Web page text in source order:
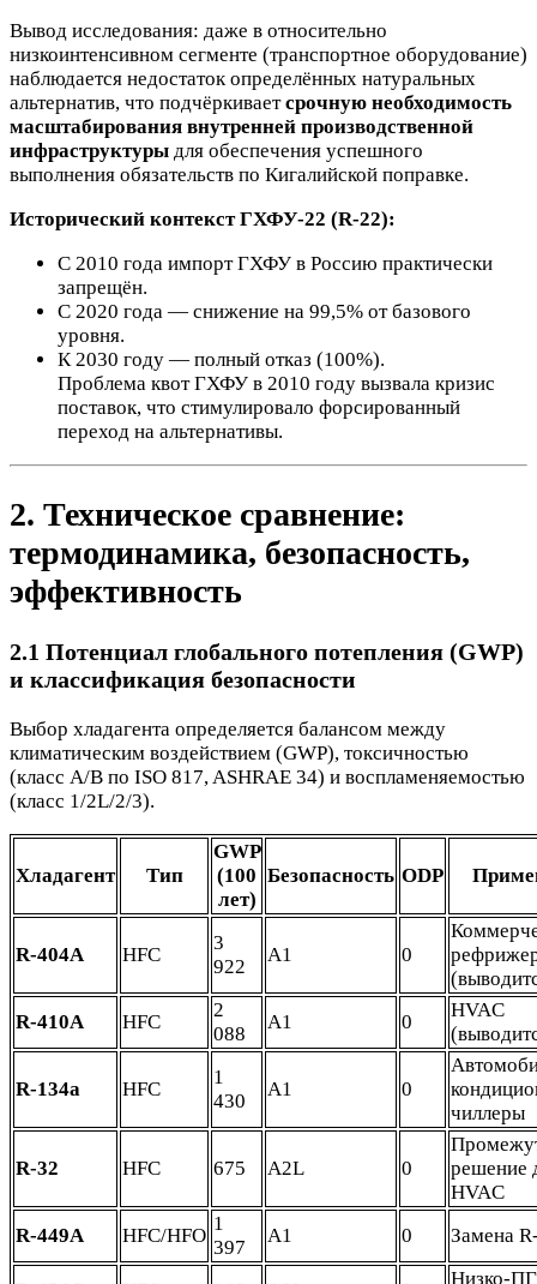
Вывод исследования: даже в относительно
низкоинтенсивном сегменте (транспортное оборудование)
наблюдается недостаток определённых натуральных
альтернатив, что подчёркиваетсрочную необходимость
масштабирования внутренней производственной
инфраструктуры для обеспечения успешного
выполнения обязательств по Кигалийской поправке.
Исторический контекст ГХФУ-22 (R-22):
С 2010 года импорт ГХФУ в Россию практически
запрещён.
С 2020 года — снижение на 99,5% от базового
уровня.
К 2030 году — полный отказ (100%).
Проблема квот ГХФУ в 2010 году вызвала кризис
поставок, что стимулировало форсированный
переход на альтернативы.
2. Техническое сравнение:
термодинамика, безопасность,
эффективность
2.1 Потенциал глобального потепления (GWP)
и классификация безопасности
Выбор хладагента определяется балансом между
климатическим воздействием (GWP), токсичностью
(класс A/B по ISO 817, ASHRAE 34) и воспламеняемостью
(класс 1/2L/2/3).
Хладагент Тип
GWP
(100
лет)
Безопасность ODP
R-404A HFC
3
922
A1 0
R-410A
HFC
2
088
A1 0
HVAC
R-134a HFC
1
430
A1 0
чиллеры
R-32 HFC 675 A2L 0
решение
HVAC
R-449A
HFC/HFO
1
397
A1 0 Замена
Низко-